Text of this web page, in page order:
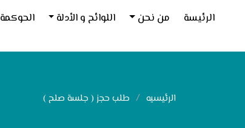
الرئيسة من نحن اللوائح و الأدلة الحوكمة
الرئيسيه طلب حجز ( جلسة صلح )